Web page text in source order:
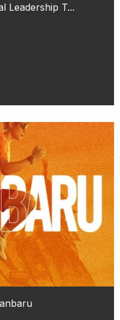
Leadership T...